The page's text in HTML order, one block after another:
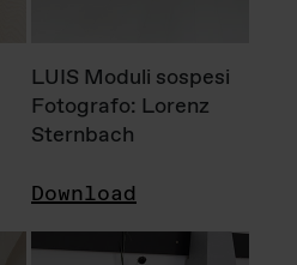
LUIS Moduli sospesi
Fotografo: Lorenz
Sternbach
Download